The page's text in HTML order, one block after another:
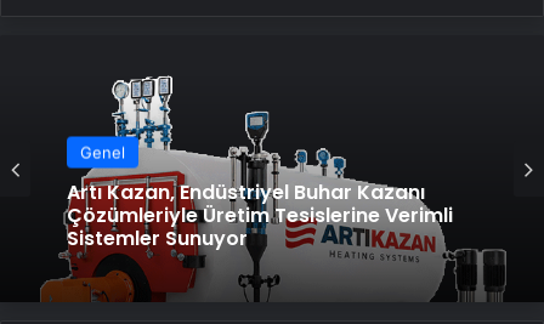
Genel
Artı Kazan, Endüstriyel Buhar Kazanı
Genel
Bitkigrow ile Bitki Yetiştiriciliğinde Doğru
Ekipman ve Ürün Seçimi